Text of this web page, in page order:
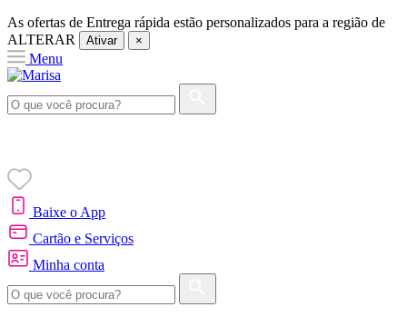
As ofertas de Entrega rápida estão personalizados para a região de
ALTERAR
Ativar ×
Menu
Baixe o App
Cartão e Serviços
Minha conta